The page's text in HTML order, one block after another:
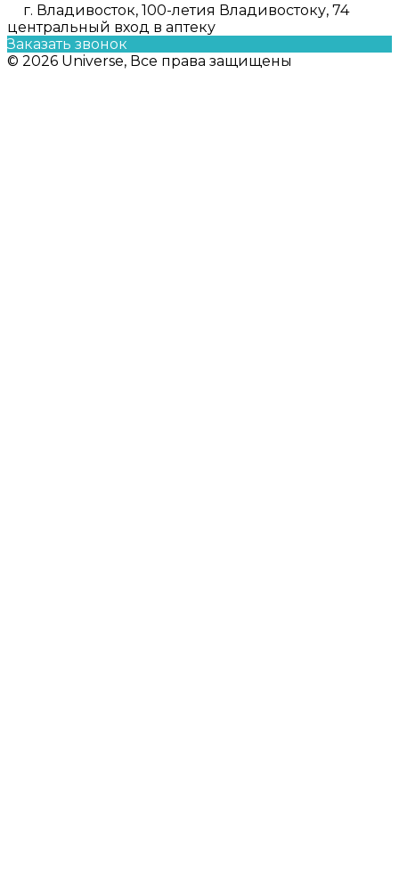
г. Владивосток, 100-летия Владивостоку, 74
центральный вход в аптеку
Заказать звонок
© 2026 Universe, Все права защищены